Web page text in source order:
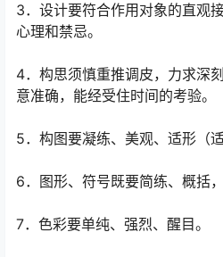
3．设计要符合作用对象的直观
心理和禁忌。
4．构思须慎重推调皮，力求深
意准确，能经受住时间的考验。
5．构图要凝练、美观、适形（
6．图形、符号既要简练、概括
7．色彩要单纯、强烈、醒目。